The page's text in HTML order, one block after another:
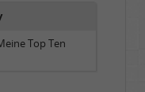
Top Ten